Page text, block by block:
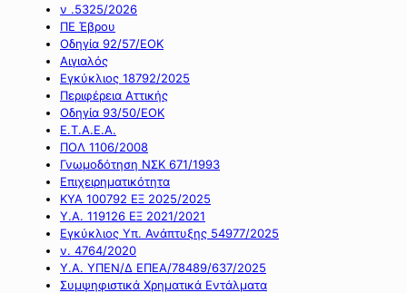
ν .5325/2026
ΠΕ Έβρου
Οδηγία 92/57/ΕΟΚ
Αιγιαλός
Εγκύκλιος 18792/2025
Περιφέρεια Αττικής
Οδηγία 93/50/ΕΟΚ
Ε.Τ.Α.Ε.Α.
ΠΟΛ 1106/2008
Γνωμοδότηση ΝΣΚ 671/1993
Επιχειρηματικότητα
ΚΥΑ 100792 ΕΞ 2025/2025
Υ.Α. 119126 ΕΞ 2021/2021
Εγκύκλιος Υπ. Ανάπτυξης 54977/2025
ν. 4764/2020
Υ.Α. ΥΠΕΝ/Δ ΕΠΕΑ/78489/637/2025
Συμψηφιστικά Χρηματικά Εντάλματα